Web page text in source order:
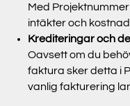
Med
intäkter och
Krediteringar och
Oavsett om du
faktura sker detta i
vanlig fakturering